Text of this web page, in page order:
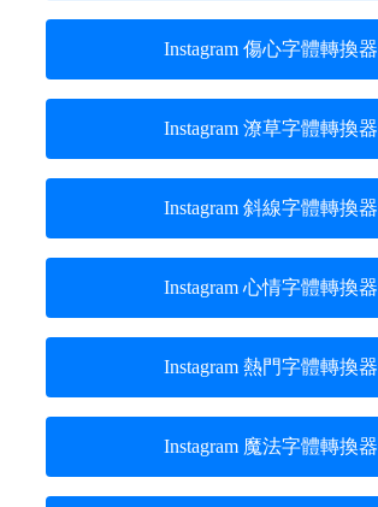
Instagram 傷心字體轉換器
Instagram 潦草字體轉換器
Instagram 斜線字體轉換器
Instagram 心情字體轉換器
Instagram 熱門字體轉換器
Instagram 魔法字體轉換器